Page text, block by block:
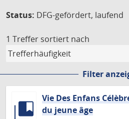
Status: DFG-gefördert, laufend
1 Treffer sortiert nach
Filter
Vie Des Enfans
du jeune âge